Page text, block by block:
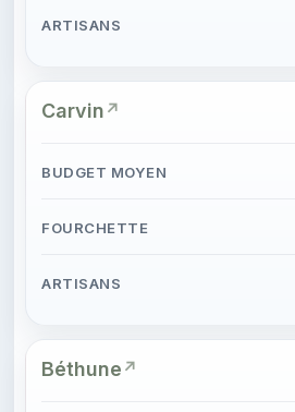
Carvin
Béthune